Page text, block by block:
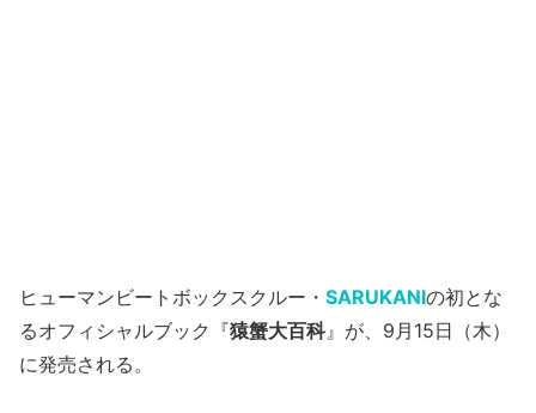
ヒューマンビートボックスクルー・ SARUKANIの初とな
るオフィシャルブック『猿蟹大百科』が、9月15日（木）
に発売される。